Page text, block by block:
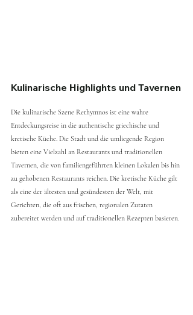
Kulinarische Highlights und Tavernen
Die kulinarische Szene Rethymnos ist eine wahre
Entdeckungsreise in die authentische griechische und
kretische Küche. Die Stadt und die umliegende Region
bieten eine Vielzahl an Restaurants und traditionellen
Tavernen, die von familiengeführten kleinen Lokalen bis hin
zu gehobenen Restaurants reichen. Die kretische Küche gilt
als eine der ältesten und gesündesten der Welt, mit
Gerichten, die oft aus frischen, regionalen Zutaten
zubereitet werden und auf traditionellen Rezepten basieren.